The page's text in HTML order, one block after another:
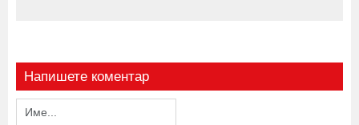
Напишете коментар